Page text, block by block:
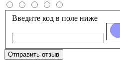
Введите код в поле ниже
Отправить отзыв